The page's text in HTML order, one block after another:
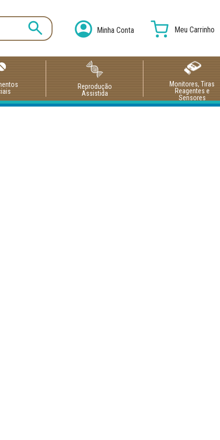
Minha Conta Meu Carrinho
Reprodução
Assistida
Monitores, Tiras
Reagentes e
Sensores